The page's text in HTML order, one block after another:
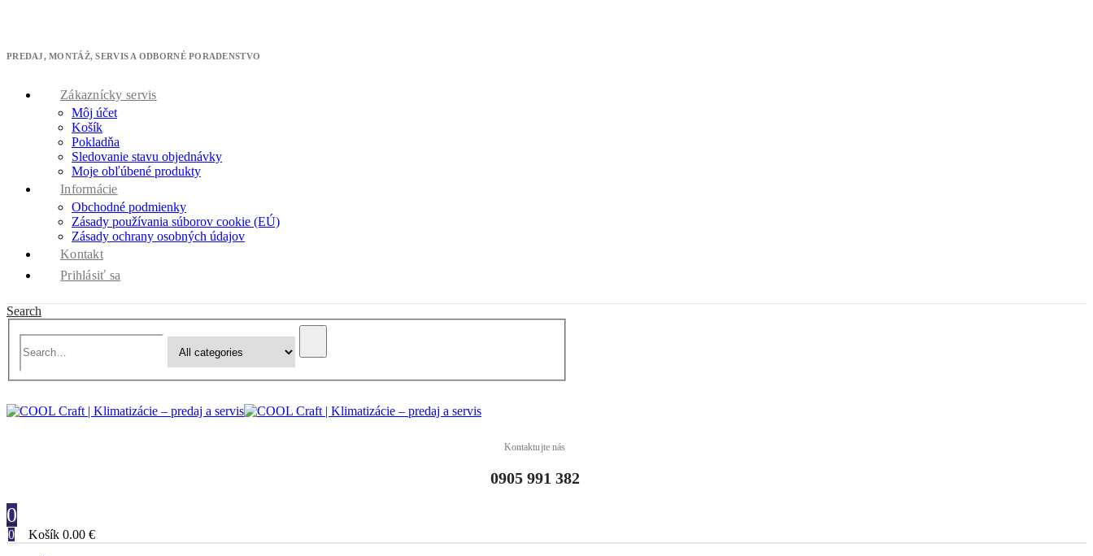
PREDAJ, MONTÁŽ, SERVIS A ODBORNÉ PORADENSTVO
Zákaznícky servis
Môj účet
Košík
Pokladňa
Sledovanie stavu objednávky
Moje obľúbené produkty
Informácie
Obchodné podmienky
Zásady používania súborov cookie (EÚ)
Zásady ochrany osobných údajov
Kontakt
Prihlásiť sa
Search
Kontaktujte nás
0905 991 382
0
0 Košík 0.00 €